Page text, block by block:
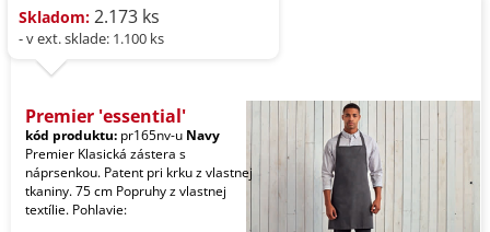
Skladom: 2.173 ks
- v ext. sklade: 1.100 ks
Premier 'essential'
kód produktu: pr165nv-u Navy
Premier Klasická zástera s
náprsenkou. Patent pri krku z vlastnej
tkaniny. 75 cm Popruhy z vlastnej
textílie. Pohlavie: